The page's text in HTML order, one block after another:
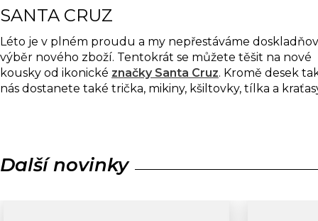
SANTA CRUZ
Léto je v plném proudu a my nepřestáváme
výběr nového zboží. Tentokrát se můžete těšit na nové
kousky od ikonické značky Santa Cruz. Kromě desek
nás dostanete také trička, mikiny, kšiltovky, tílka a
Další novinky